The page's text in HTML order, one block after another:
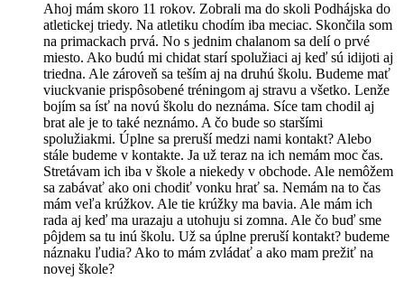
Ahoj mám skoro 11 rokov. Zobrali ma do skoli Podhájska do
atletickej triedy. Na atletiku chodím iba meciac. Skončila som
na primackach prvá. No s jednim chalanom sa delí o prvé
miesto. Ako budú mi chidat starí spolužiaci aj keď sú idijoti aj
triedna. Ale zároveň sa teším aj na druhú školu. Budeme mať
viuckvanie prispôsobené tréningom aj stravu a všetko. Lenže
bojím sa ísť na novú školu do neznáma. Síce tam chodil aj
brat ale je to také neznámo. A čo bude so staršími
spolužiakmi. Úplne sa preruší medzi nami kontakt? Alebo
stále budeme v kontakte. Ja už teraz na ich nemám moc čas.
Stretávam ich iba v škole a niekedy v obchode. Ale nemôžem
sa zabávať ako oni chodiť vonku hrať sa. Nemám na to čas
mám veľa krúžkov. Ale tie krúžky ma bavia. Ale mám ich
rada aj keď ma urazaju a utohuju si zomna. Ale čo buď sme
pôjdem sa tu inú školu. Už sa úplne preruší kontakt? budeme
náznaku ľudia? Ako to mám zvládať a ako mam prežiť na
novej škole?